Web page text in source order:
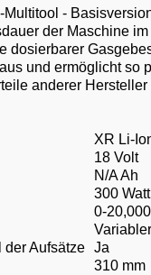
Multitool -
der Maschine
dosierbarer
und ermöglicht so
anderer
XR Li-
18 Volt
N/A Ah
300 Watt
0-20,000
der Aufsätze Ja
310 mm